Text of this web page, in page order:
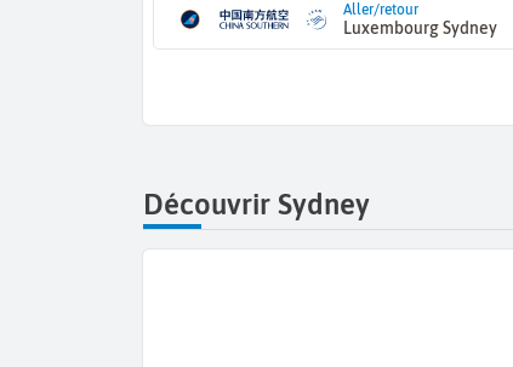
Aller/retour
Luxembourg Sydney
Découvrir Sydney